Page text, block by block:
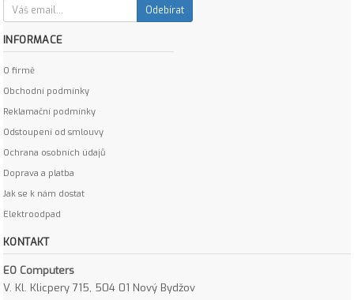
Odebírat
INFORMACE
O firmě
Obchodní podmínky
Reklamační podmínky
Odstoupení od smlouvy
Ochrana osobních údajů
Doprava a platba
Jak se k nám dostat
Elektroodpad
KONTAKT
EO Computers
V. Kl. Klicpery 715, 504 01 Nový Bydžov